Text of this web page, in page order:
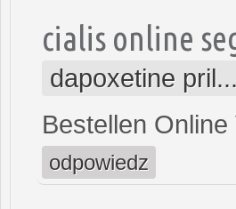
cialis online
dapoxetine
Bestellen Online
odpowiedz